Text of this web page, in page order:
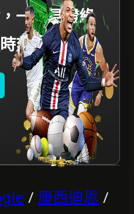
一起見證綠
刻。
/ 康西迪恩 /